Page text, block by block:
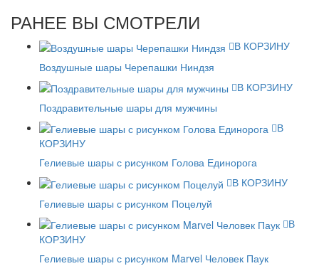
РАНЕЕ ВЫ СМОТРЕЛИ
В КОРЗИНУ
Воздушные шары Черепашки Ниндзя
В КОРЗИНУ
Поздравительные шары для мужчины
В
КОРЗИНУ
Гелиевые шары с рисунком Голова Единорога
В КОРЗИНУ
Гелиевые шары с рисунком Поцелуй
В
КОРЗИНУ
Гелиевые шары с рисунком Marvel Человек Паук